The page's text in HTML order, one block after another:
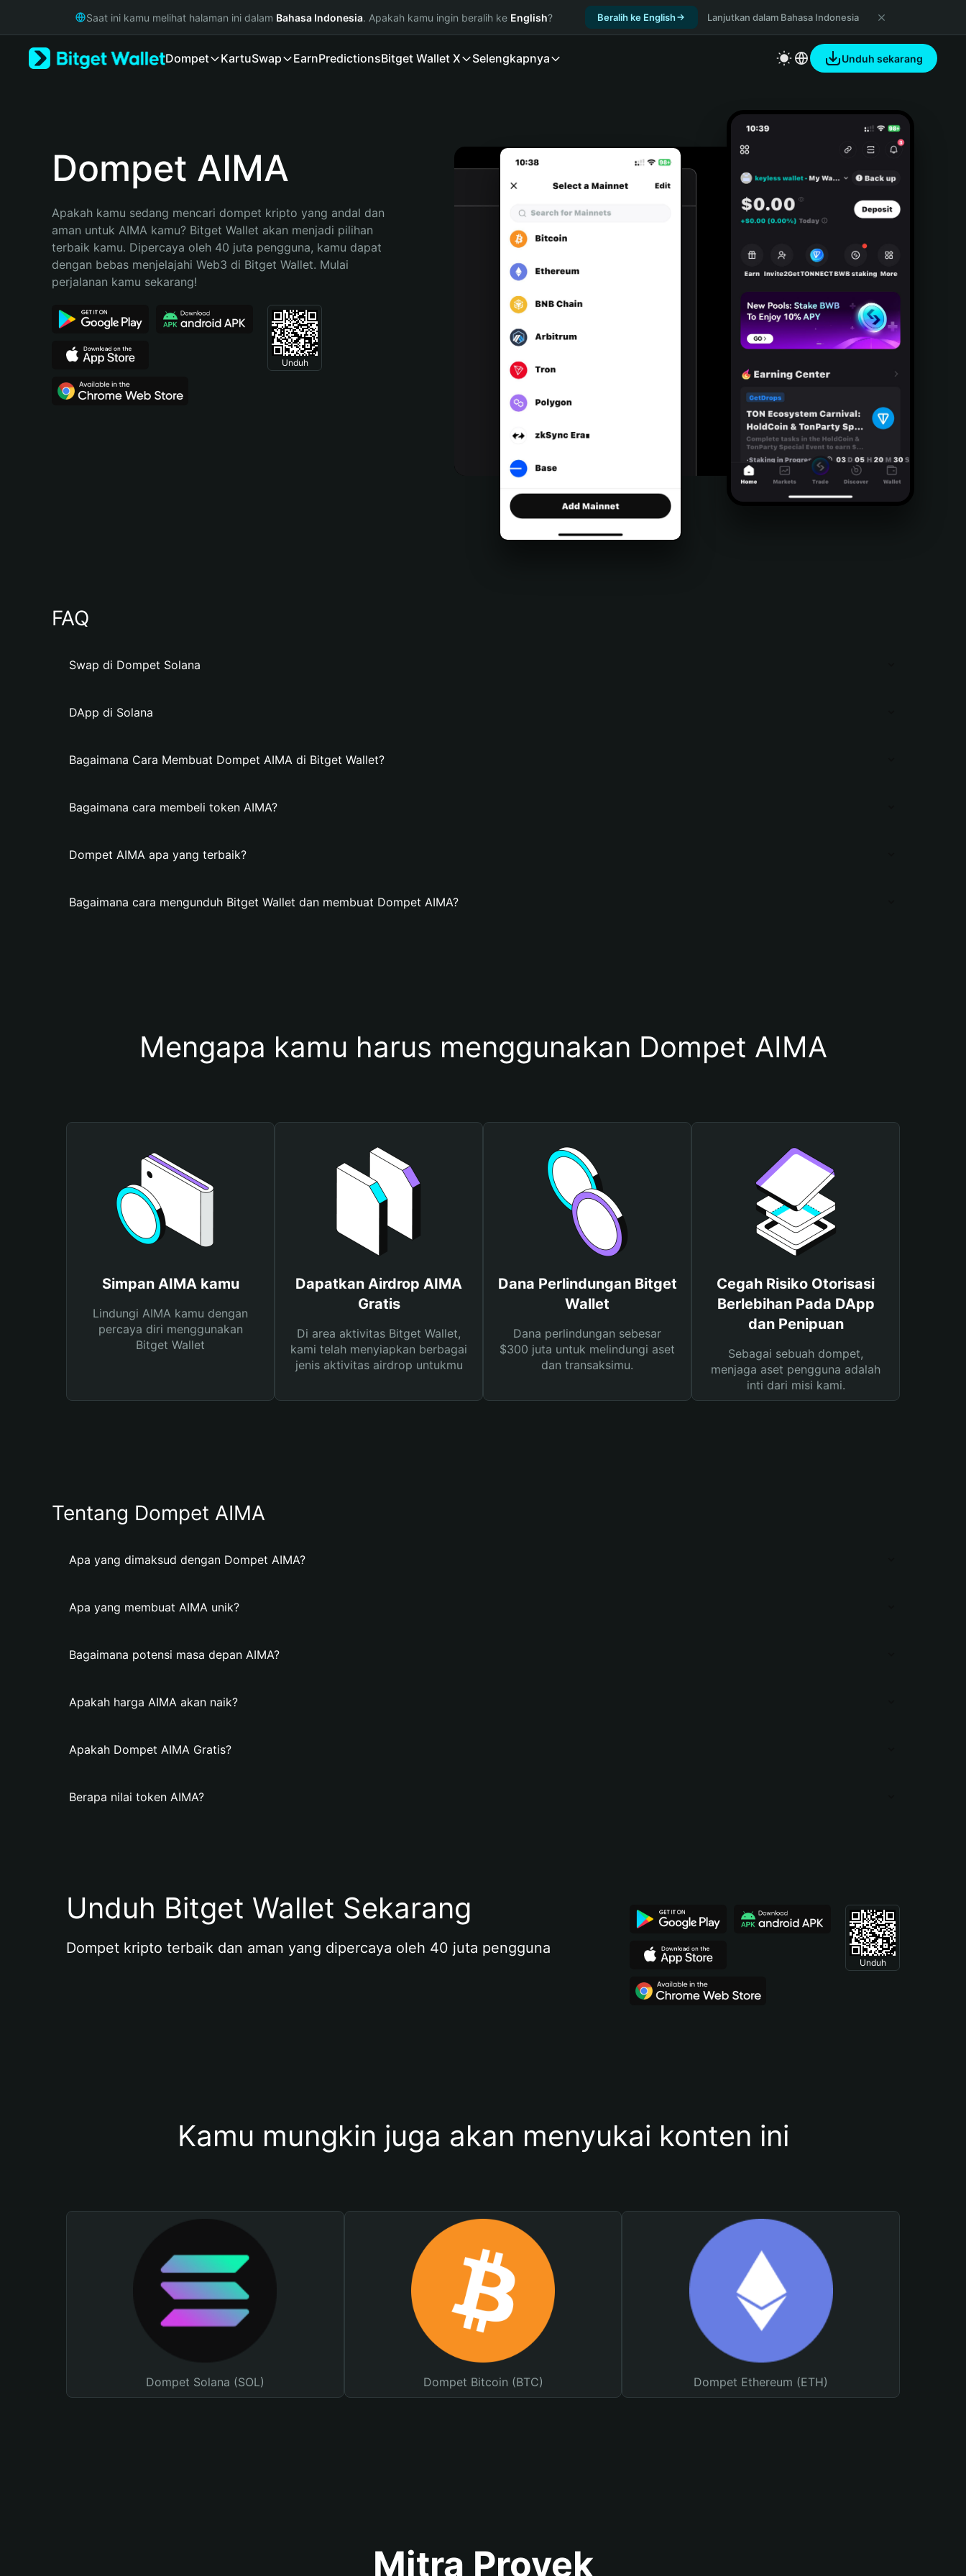
Русский
Bahasa Indonesia
Español (Argentina)
Saat ini kamu melihat halaman ini dalam Bahasa Indonesia. Apakah kamu ingin beralih ke English? Beralih ke English Lanjutkan dalam Bahasa Indonesia
Dompet KartuSwap EarnPredictionsBitget Wallet X Selengkapnya Unduh sekarang
Dompet AIMA
Apakah kamu sedang mencari dompet kripto yang andal dan
aman untuk AIMA kamu? Bitget Wallet akan menjadi pilihan
terbaik kamu. Dipercaya oleh 40 juta pengguna, kamu dapat
dengan bebas menjelajahi Web3 di Bitget Wallet. Mulai
perjalanan kamu sekarang!
Unduh
FAQ
Swap di Dompet Solana
DApp di Solana
Bagaimana Cara Membuat Dompet AIMA di Bitget Wallet?
Bagaimana cara membeli token AIMA?
Dompet AIMA apa yang terbaik?
Bagaimana cara mengunduh Bitget Wallet dan membuat Dompet AIMA?
Mengapa kamu harus menggunakan Dompet AIMA
Simpan AIMA kamu
Lindungi AIMA kamu dengan
percaya diri menggunakan
Bitget Wallet
Dapatkan Airdrop AIMA
Gratis
Di area aktivitas Bitget Wallet,
kami telah menyiapkan berbagai
jenis aktivitas airdrop untukmu
Dana Perlindungan Bitget
Wallet
Dana perlindungan sebesar
$300 juta untuk melindungi aset
dan transaksimu.
Cegah Risiko Otorisasi
Berlebihan Pada DApp
dan Penipuan
Sebagai sebuah dompet,
menjaga aset pengguna adalah
inti dari misi kami.
Tentang Dompet AIMA
Apa yang dimaksud dengan Dompet AIMA?
Apa yang membuat AIMA unik?
Bagaimana potensi masa depan AIMA?
Apakah harga AIMA akan naik?
Apakah Dompet AIMA Gratis?
Berapa nilai token AIMA?
Unduh Bitget Wallet Sekarang
Dompet kripto terbaik dan aman yang dipercaya oleh 40 juta pengguna
Unduh
Kamu mungkin juga akan menyukai konten ini
Dompet Solana (SOL) Dompet Bitcoin (BTC) Dompet Ethereum (ETH)
Mitra Proyek